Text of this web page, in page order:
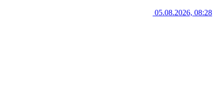
05.08.2026, 08:28